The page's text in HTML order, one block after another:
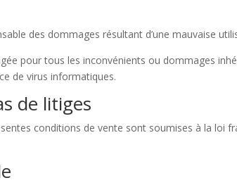
des dommages résultant d’une mauvaise
pour tous les inconvénients ou dommages
de virus informatiques.
de litiges
conditions de vente sont soumises à la loi